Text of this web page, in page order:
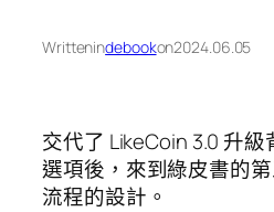
Writtenindebookon2024.06.05
交代了 LikeCoin 3.0 升
選項後，來到綠皮書的
流程的設計。